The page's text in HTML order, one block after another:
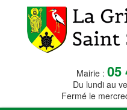
Mairie : 05
Du lundi au
Fermé le